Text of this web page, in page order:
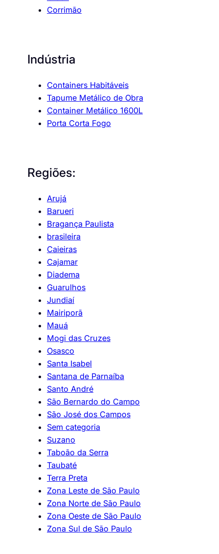
Corrimão
Indústria
Containers Habitáveis
Tapume Metálico de Obra
Container Metálico 1600L
Porta Corta Fogo
Regiões:
Arujá
Barueri
Bragança Paulista
brasileira
Caieiras
Cajamar
Diadema
Guarulhos
Jundiaí
Mairiporã
Mauá
Mogi das Cruzes
Osasco
Santa Isabel
Santana de Parnaíba
Santo André
São Bernardo do Campo
São José dos Campos
Sem categoria
Suzano
Taboão da Serra
Taubaté
Terra Preta
Zona Leste de São Paulo
Zona Norte de São Paulo
Zona Oeste de São Paulo
Zona Sul de São Paulo